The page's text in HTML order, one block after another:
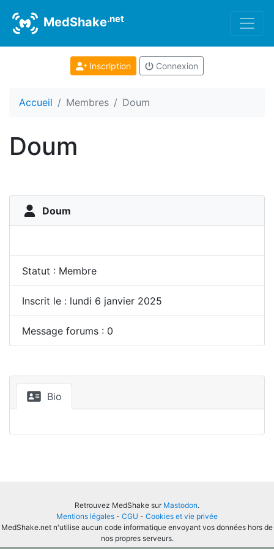
MedShake.net
Inscription Connexion
Accueil Membres Doum
Doum
Doum
Statut : Membre
Inscrit le : lundi 6 janvier 2025
Message forums : 0
Bio
Retrouvez MedShake sur Mastodon.
Mentions légales - CGU - Cookies et vie privée
MedShake.net n'utilise aucun code informatique envoyant vos données hors de
nos propres serveurs.